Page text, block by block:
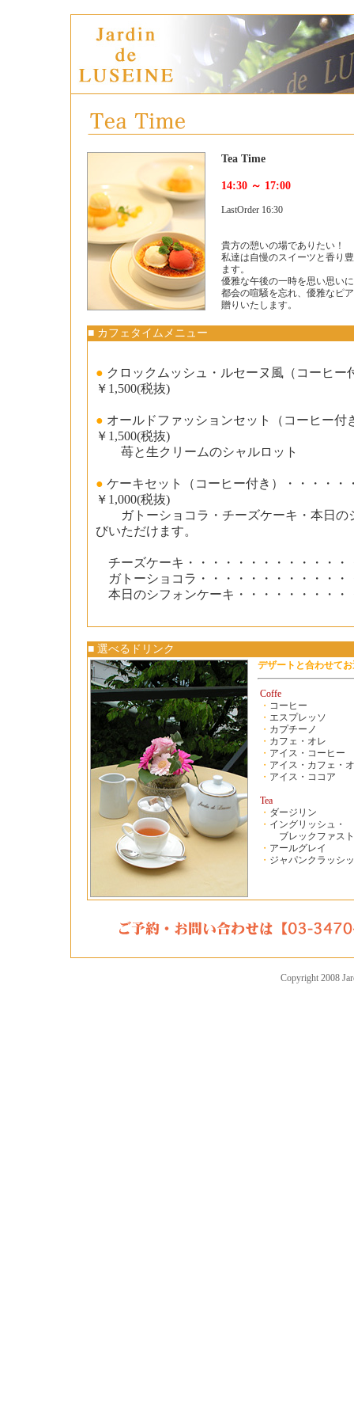
Tea Time
14:30 ～ 17:00
LastOrder 16:30
貴方の憩いの場でありたい！
私達は自慢のスイーツと香り
ます。
優雅な午後の一時を思い思い
都会の喧騒を忘れ、優雅なピ
贈りいたします。
■ カフェタイムメニュー
● クロックムッシュ・ルセーヌ風（コーヒー
￥1,500(税抜)
● オールドファッションセット（コーヒー付
￥1,500(税抜)
苺と生クリームのシャルロット
● ケーキセット（コーヒー付き）・・・・・
￥1,000(税抜)
ガトーショコラ・チーズケーキ・本日の
びいただけます。
チーズケーキ・・・・・・・・・・・・・
ガトーショコラ・・・・・・・・・・・・
本日のシフォンケーキ・・・・・・・・・
■ 選べるドリンク
デザートと合わせて
Coffe
・ コーヒー
・ エスプレッソ
・ カプチーノ
・ カフェ・オレ
・ アイス・コーヒー
・ アイス・カフェ・
・ アイス・ココア
Tea
・ ダージリン
・ イングリッシュ・
ブレックファスト
・ アールグレイ
・ ジャパンクラッシ
Copyright 2008